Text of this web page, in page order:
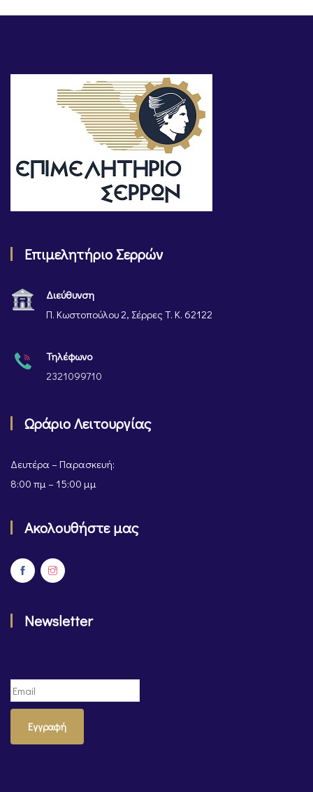
Επιμελητήριο Σερρών
Διεύθυνση
Π. Κωστοπούλου 2, Σέρρες Τ. Κ. 62122
Τηλέφωνο
2321099710
Ωράριο Λειτουργίας
Δευτέρα – Παρασκευή:
8:00 πμ – 15:00 μμ
Ακολουθήστε μας
Newsletter
Εγγραφή